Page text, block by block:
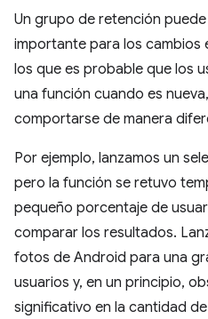
Un grupo de retención
importante para los cambios
los que es probable que los
una función cuando es
comportarse de manera
Por ejemplo, lanzamos un
pero la función se retuvo
pequeño porcentaje de
comparar los resultados.
fotos de Android para una
usuarios y, en un principio,
significativo en la cantidad